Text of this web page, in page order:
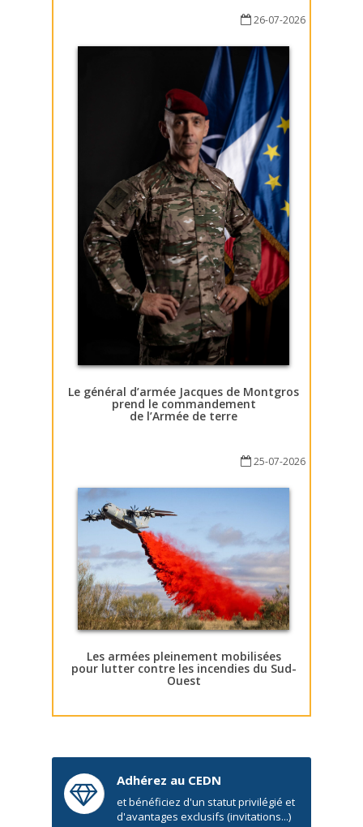
26-07-2026
Le général d’armée Jacques de Montgros
prend le commandement
de l’Armée de terre
25-07-2026
Les armées pleinement mobilisées
pour lutter contre les incendies du Sud-
Ouest
Adhérez au CEDN
et bénéficiez d'un statut privilégié et
d'avantages exclusifs (invitations...)